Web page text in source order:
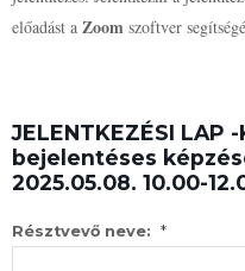
előadást a Zoom szoftver
JELENTKEZÉSI LAP
bejelentéses
2025.05.08. 10.00-
Résztvevő neve: *